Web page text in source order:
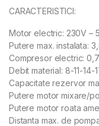
CARACTERISTICI:
Motor electric: 230V –
Putere max. instalata:
Compresor electric:
Debit material: 8-11-14-
Capacitate rezervor
Putere motor mixare/
Putere motor roata
Distanta max. de